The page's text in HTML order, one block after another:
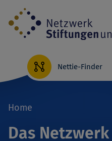
Direkt
zum
Inhalt
Nettie-Finder
Home
Das Netzwerk